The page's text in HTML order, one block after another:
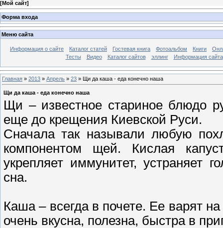
[Мой сайт]
Форма входа
Меню сайта
Информация о сайте Каталог статей Гостевая книга Фотоальбом Книги
Тесты
Видео Каталог сайтов эллинг Информация сайта
Главная » 2013 » Апрель » 23 » Щи да каша - еда конечно наша
Щи да каша - еда конечно наша
Щи – известное стариное блюдо
еще до крещения Киевской Руси.
Сначала так называли любую
компонентом щей. Кислая
укрепляет иммунитет, устраняет
сна.
Каша – всегда в почете. Ее варят
очень вкусна, полезна, быстра в